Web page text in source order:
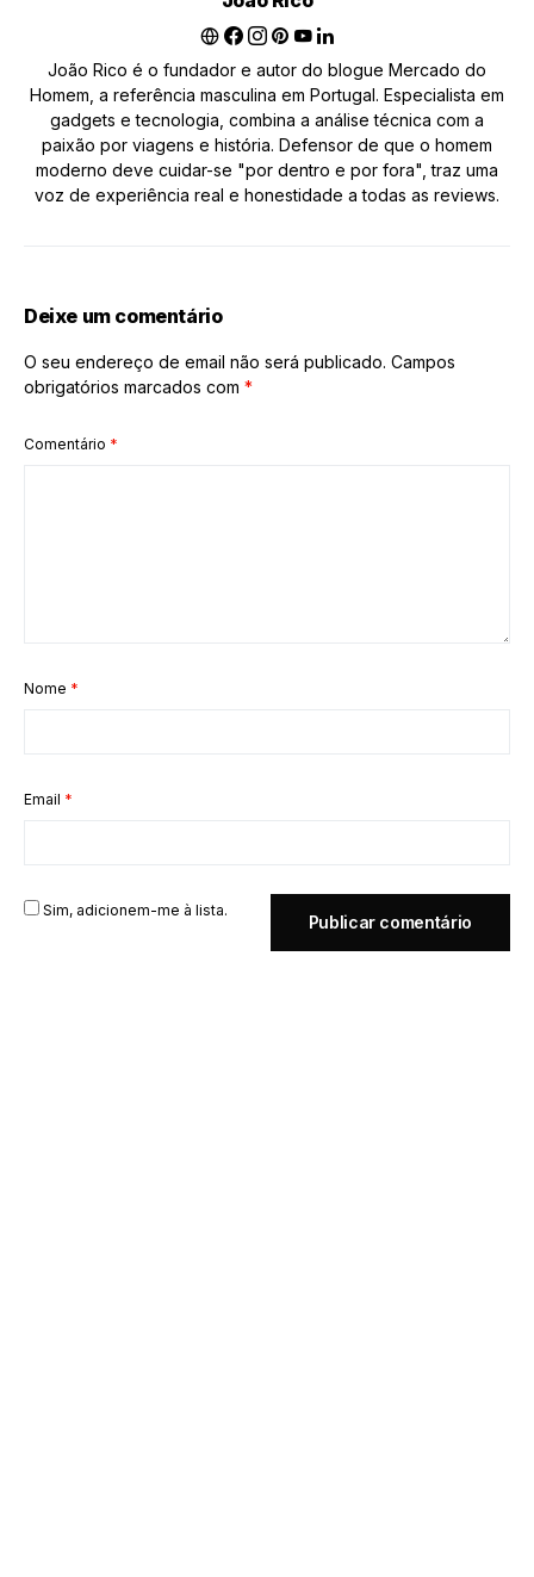
João Rico é o fundador e autor do blogue Mercado do
Homem, a referência masculina em Portugal. Especialista em
gadgets e tecnologia, combina a análise técnica com a
paixão por viagens e história. Defensor de que o homem
moderno deve cuidar-se "por dentro e por fora", traz uma
voz de experiência real e honestidade a todas as reviews.
Deixe um comentário
O seu endereço de email não será publicado. Campos
obrigatórios marcados com *
Comentário *
Nome *
Email *
Sim, adicionem-me à lista.